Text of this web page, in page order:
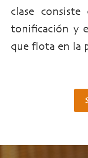
clase
tonificación y
que flota en la